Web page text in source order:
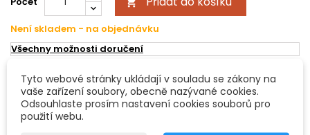
Není skladem - na objednávku
Všechny možnosti doručení
POPIS DETAILY PRODUKTU
Dimavery DFM-500 šlapka k bicím
Tyto webové stránky ukládají v souladu se zákony na
vaše zařízení soubory, obecně nazývané cookies.
Odsouhlaste prosím nastavení cookies souborů pro
použití webu.